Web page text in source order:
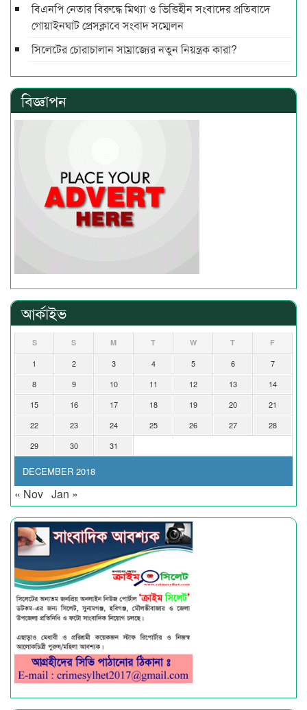
বিএনপি নেতার বিরুদ্ধে মিথ্যা ও ভিত্তিহীন সংবাদের প্রতিবাদে
গোয়াইনঘাট প্রেসক্লাবে সংবাদ সম্মেলন
সিলেটের চোরাচালান সাম্রাজ্যের নতুন নিয়ন্ত্রক কারা?
বিজ্ঞাপন
আর্কাইভ
DECEMBER 2018
S S M T W T F
1 2 3 4 5 6
7
8
9 10 11 12 13
14
15
16 17 18 19 20
21
22
23 24 25 26 27
28
29
30 31
« Nov Jan »